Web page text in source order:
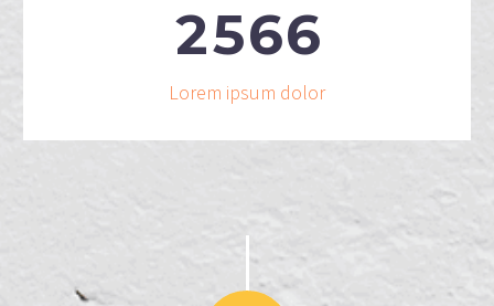
2566
Lorem ipsum dolor